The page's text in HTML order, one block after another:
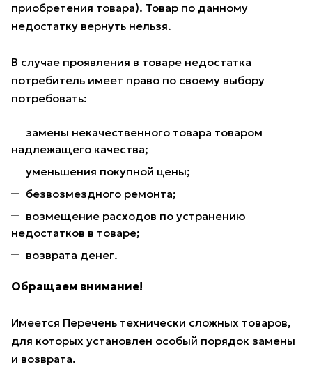
приобретения товара). Товар по данному
недостатку вернуть нельзя.
В случае проявления в товаре недостатка
потребитель имеет право по своему выбору
потребовать:
замены некачественного товара товаром
надлежащего качества;
уменьшения покупной цены;
безвозмездного ремонта;
возмещение расходов по устранению
недостатков в товаре;
возврата денег.
Обращаем внимание!
Имеется Перечень технически сложных товаров,
для которых установлен особый порядок замены
и возврата.